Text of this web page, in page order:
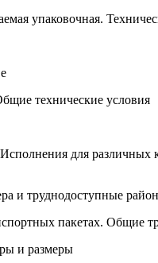
упаковочная.
технические условия
для различных
и труднодоступные
пакетах. Общие
и размеры